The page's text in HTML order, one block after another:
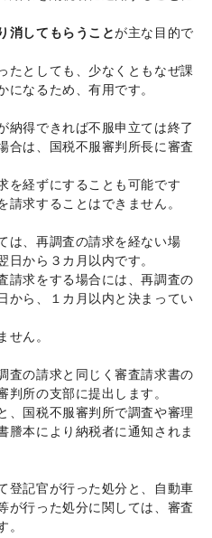
消してもらうことが主な目的で
たとしても、少なくともなぜ課
なるため、有用です。
納得できれば不服申立ては終了
合は、国税不服審判所長に審査
を経ずにすることも可能です
求することはできません。
は、再調査の請求を経ない場
から３カ月以内です。
請求をする場合には、再調査の
から、１カ月以内と決まってい
せん。
査の請求と同じく審査請求書の
所の支部に提出します。
、国税不服審判所で調査や審理
謄本により納税者に通知されま
登記官が行った処分と、自動車
が行った処分に関しては、審査
。